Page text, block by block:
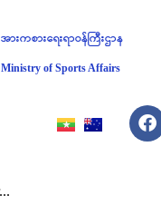
အားကစားရေးရာဝန်ကြီးဌာန
Ministry of Sports Affairs